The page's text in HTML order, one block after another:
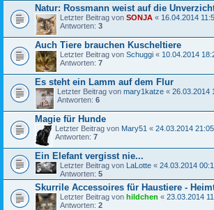
Natur: Rossmann weist auf die
Letzter Beitrag von SONJA « 16.04.2014
Antworten: 3
Auch Tiere brauchen Kuscheltiere
Letzter Beitrag von Schuggi « 10.04.2014
Antworten: 7
Es steht ein Lamm auf dem Flur
Letzter Beitrag von mary1katze « 26.03.2014
Antworten: 6
Magie für Hunde
Letzter Beitrag von Mary51 « 24.03.2014 21:05
Antworten: 7
Ein Elefant vergisst nie...
Letzter Beitrag von LaLotte « 24.03.2014
Antworten: 5
Skurrile Accessoires für Haustiere -
Letzter Beitrag von hildchen « 23.03.2014
Antworten: 2